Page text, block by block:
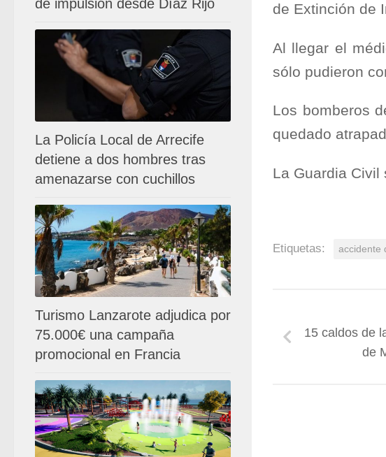
de Extinción de
Al llegar el
sólo pudieron
Los bomberos
quedado
La Guardia Civil
Etiquetas: accidente
15 caldos de
de
de impulsión desde Díaz Rijo
La Policía Local de Arrecife
detiene a dos hombres tras
amenazarse con cuchillos
Turismo Lanzarote adjudica por
75.000€ una campaña
promocional en Francia